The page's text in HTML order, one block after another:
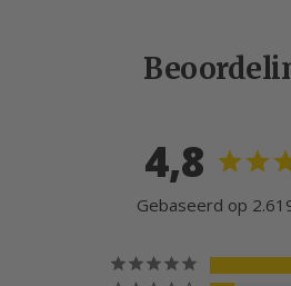
4,8
Gebaseerd op